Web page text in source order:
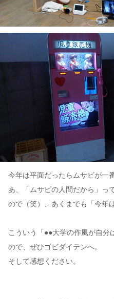
今年は平面だったらムサビが一
あ、「ムサビの人間だから」っ
ので（笑）、あくまでも「今年
こういう「●●大学の作風が自分
ので、ぜひゴビダイテンへ。
そして感想ください。